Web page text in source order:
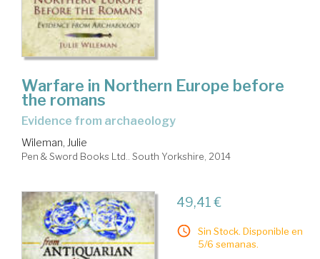
Warfare in Northern Europe before
the romans
evidence from archaeology
Wileman, Julie
Pen & Sword Books Ltd.. South Yorkshire, 2014
49,41 €
Sin Stock. Disponible en
5/6 semanas.